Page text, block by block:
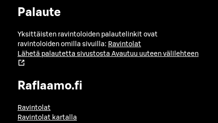
Palaute
Yksittäisten ravintoloiden palautelinkit ovat
ravintoloiden omilla sivuilla: Ravintolat
Lähetä palautetta sivustosta Avautuu uuteen välilehteen
Raflaamo.fi
Ravintolat
Ravintolat kartalla